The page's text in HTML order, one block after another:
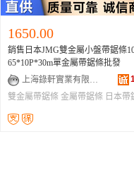
1650.00
銷售日本JMG雙金屬小盤帶鋸條
65*10P*30m單金屬帶鋸條批發
上海錄軒實業有限公司
雙金屬帶鋸條 金屬帶鋸條 日本帶